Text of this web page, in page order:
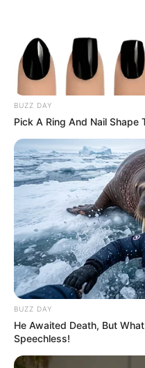
BUZZ DAY
Pick A Ring And Nail Shape
BUZZ DAY
He Awaited Death, But
Speechless!